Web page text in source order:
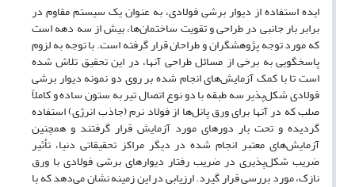
ایده استفاده از دیوار برشی فولادی، به عنوان یک سیستم مقاوم در
برابر بار جانبی در طراحی و تقویت ساختمان‌ها، بیش از سه دهه است
که مورد توجه پژوهشگران و طراحان قرار گرفته است. با توجه به لزوم
پاسخگویی به برخی از مسائل طراحی آنها، در این تحقیق تلاش شده
است تا با کمک آزمایش‌های انجام شده بر روی دو نمونه دیوار برشی
فولادی شکل‌پذیر سه طبقه با دو نوع اتصال تیر به ستون ساده و کاملاً
صلب که در آنها برای ورق پانل‌ها از فولاد نرم (جاذب انرژی) استفاده
گردیده و تحت بار دورهای مورد آزمایش قرار گرفتند و همچنین
آزمایش‌های معتبر انجام شده در دیگر مراکز تحقیقاتی دنیا، تأثیر
ضریب شکل‌پذیری در ضریب رفتار دیوارهای برشی فولادی با ورق
نازک، مورد بررسی قرار گیرد. ارزیابی در این زمینه نشان می‌دهد که با